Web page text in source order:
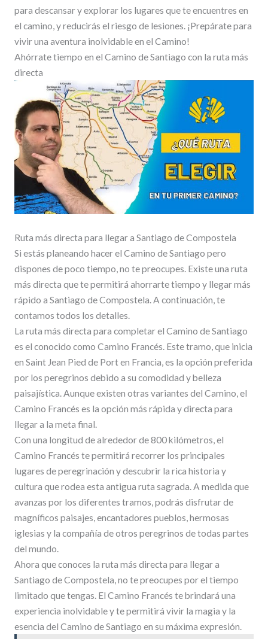
para descansar y explorar los lugares que te encuentres en
el camino, y reducirás el riesgo de lesiones. ¡Prepárate para
vivir una aventura inolvidable en el Camino!
Ahórrate tiempo en el Camino de Santiago con la ruta más
directa
Ruta más directa para llegar a Santiago de Compostela
Si estás planeando hacer el Camino de Santiago pero
dispones de poco tiempo, no te preocupes. Existe una ruta
más directa que te permitirá ahorrarte tiempo y llegar más
rápido a Santiago de Compostela. A continuación, te
contamos todos los detalles.
La ruta más directa para completar el Camino de Santiago
es el conocido como Camino Francés. Este tramo, que inicia
en Saint Jean Pied de Port en Francia, es la opción preferida
por los peregrinos debido a su comodidad y belleza
paisajística. Aunque existen otras variantes del Camino, el
Camino Francés es la opción más rápida y directa para
llegar a la meta final.
Con una longitud de alrededor de 800 kilómetros, el
Camino Francés te permitirá recorrer los principales
lugares de peregrinación y descubrir la rica historia y
cultura que rodea esta antigua ruta sagrada. A medida que
avanzas por los diferentes tramos, podrás disfrutar de
magníficos paisajes, encantadores pueblos, hermosas
iglesias y la compañía de otros peregrinos de todas partes
del mundo.
Ahora que conoces la ruta más directa para llegar a
Santiago de Compostela, no te preocupes por el tiempo
limitado que tengas. El Camino Francés te brindará una
experiencia inolvidable y te permitirá vivir la magia y la
esencia del Camino de Santiago en su máxima expresión.